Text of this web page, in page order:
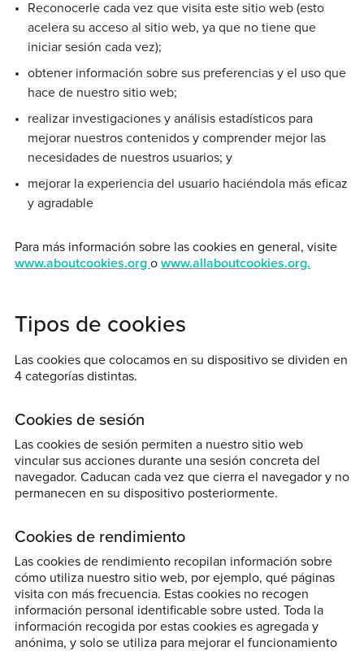
Reconocerle cada vez que visita este sitio web (esto
acelera su acceso al sitio web, ya que no tiene que
iniciar sesión cada vez);
obtener información sobre sus preferencias y el uso que
hace de nuestro sitio web;
realizar investigaciones y análisis estadísticos para
mejorar nuestros contenidos y comprender mejor las
necesidades de nuestros usuarios; y
mejorar la experiencia del usuario haciéndola más eficaz
y agradable
Para más información sobre las cookies en general, visite
www.aboutcookies.org o www.allaboutcookies.org.
Tipos de cookies
Las cookies que colocamos en su dispositivo se dividen en
4 categorías distintas.
Cookies de sesión
Las cookies de sesión permiten a nuestro sitio web
vincular sus acciones durante una sesión concreta del
navegador. Caducan cada vez que cierra el navegador y no
permanecen en su dispositivo posteriormente.
Cookies de rendimiento
Las cookies de rendimiento recopilan información sobre
cómo utiliza nuestro sitio web, por ejemplo, qué páginas
visita con más frecuencia. Estas cookies no recogen
información personal identificable sobre usted. Toda la
información recogida por estas cookies es agregada y
anónima, y solo se utiliza para mejorar el funcionamiento